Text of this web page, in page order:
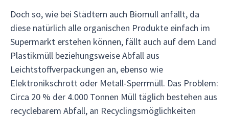
Doch so, wie bei Städtern auch Biomüll anfällt, da
diese natürlich alle organischen Produkte einfach im
Supermarkt erstehen können, fällt auch auf dem Land
Plastikmüll beziehungsweise Abfall aus
Leichtstoffverpackungen an, ebenso wie
Elektronikschrott oder Metall-Sperrmüll. Das Problem:
Circa 20 % der 4.000 Tonnen Müll täglich bestehen aus
recyclebarem Abfall, an Recyclingsmöglichkeiten